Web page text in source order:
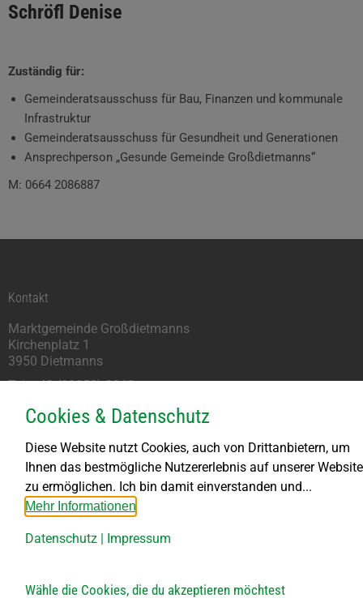
Schröfl Denise
Zuständig für:
Gemeinderatsausschuss für Bau, Finanzen und kommunale
Infrastruktur
Gemeinderatsausschuss für Gesundheit und Generationen
Ansprechperson „Gesunde Gemeinde Großdietmanns“
M: 0664 2086887
Kontakt
Marktgemeinde Großdietmanns
Kirchenplatz 1
3950 Dietmanns
Tel: +43 (02852) 8262
Parteienverkehr
Montag kein Parteienverkehr
DI bis FR von 8.00 – 11.30 Uhr
DI von 13.30 – 18.00 Uhr
Öffnungszeiten:
Cookies & Datenschutz
Diese Website nutzt Cookies, auch von Drittanbietern, um
Ihnen das bestmögliche Nutzererlebnis auf unserer Website
zu ermöglichen. Ich bin damit einverstanden und...
Mehr Informationen
Datenschutz | Impressum
Wähle die Cookies, die du akzeptieren möchtest